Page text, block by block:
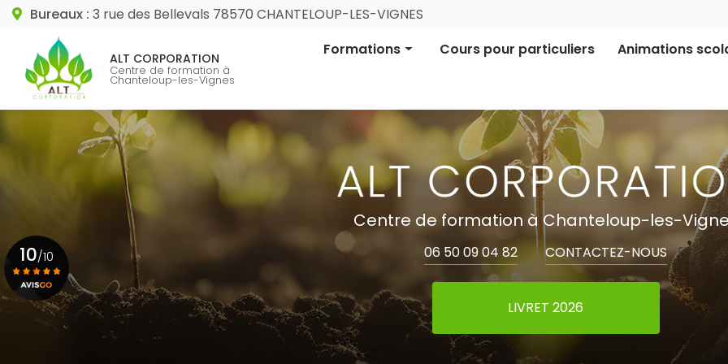
Aller
au
contenu
principal
Bureaux : 3 rue des Bellevals 78570 CHANTELOUP-LES-VIGNES
ALT CORPORATION
Centre de formation à
Chanteloup-les-Vignes
Formations
Formation informative
Cours pour particuliers Animations
Financement
Centre de formation à Chanteloup-les-
06 50 09 04 82 CONTACTEZ-NOUS
LIVRET 2026
10/10
Voir le certificat